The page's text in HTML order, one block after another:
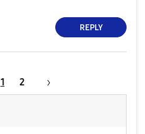
REPLY
1 2